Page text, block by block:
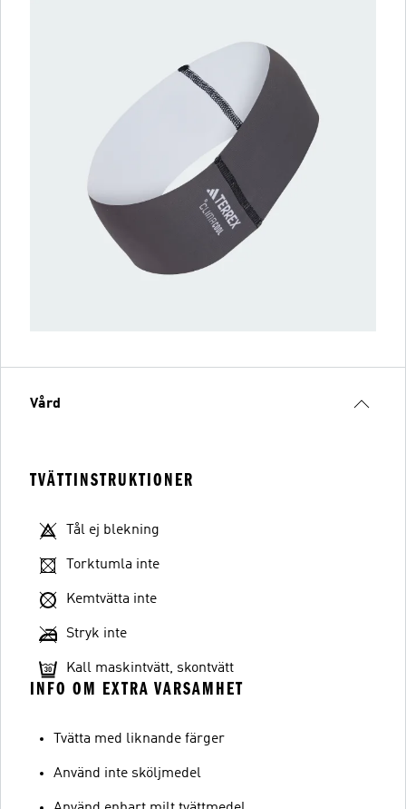
Vård
TVÄTTINSTRUKTIONER
Tål ej blekning
Torktumla inte
Kemtvätta inte
Stryk inte
Kall maskintvätt, skontvätt
INFO OM EXTRA VARSAMHET
Tvätta med liknande färger
Använd inte sköljmedel